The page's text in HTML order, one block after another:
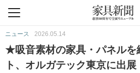
ニュース 2026.05.14
★吸音素材の家具・パネル
ト、オルガテック東京に出展